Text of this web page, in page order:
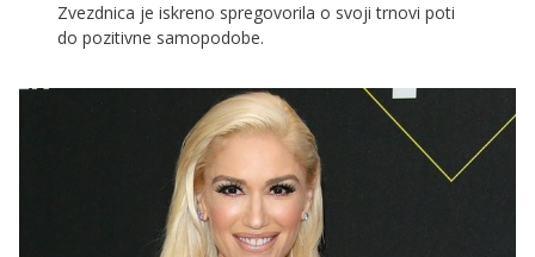
Zvezdnica je iskreno spregovorila o svoji trnovi poti
do pozitivne samopodobe.